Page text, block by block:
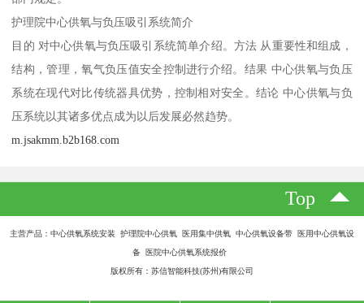
护理院中心供氧与负压吸引系统简介
目的 对中心供氧与负压吸引系统简单介绍。方法 从重要性和组成，
结构，管理，氧气负压值安全控制进行介绍。结果 中心供氧与负压
系统在现代对比传统器具优势，控制相对安全。结论 中心供氧与负
压系统以其诸多优点成为以后发展必然趋势。
m.jsakmm.b2b168.com
Top
主营产品：中心供氧系统安装 护理院中心供氧 医用集中供氧 中心供氧设备带 医用中心供氧设
备 医院中心供氧系统报价
版权所有：苏信智能科技(苏州)有限公司